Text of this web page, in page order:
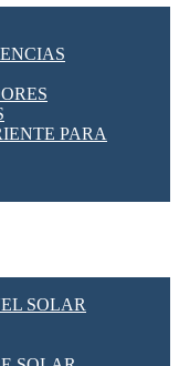
PARA
SOLAR